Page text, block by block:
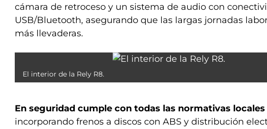
cámara de retroceso y un sistema de audio con
USB/Bluetooth, asegurando que las largas jornadas
más llevaderas.
El interior de la Rely R8.
En seguridad cumple con todas las normativas
incorporando frenos a discos con ABS y distribución